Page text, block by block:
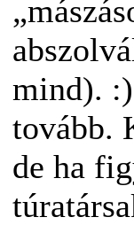
mind).
tovább.
de ha